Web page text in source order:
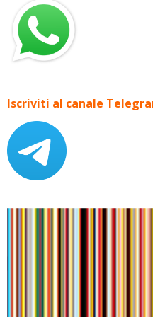
Iscriviti al canale